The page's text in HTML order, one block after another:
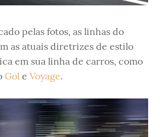
pelas fotos, as linhas do
as atuais diretrizes de estilo
em sua linha de carros, como
Gol e Voyage.